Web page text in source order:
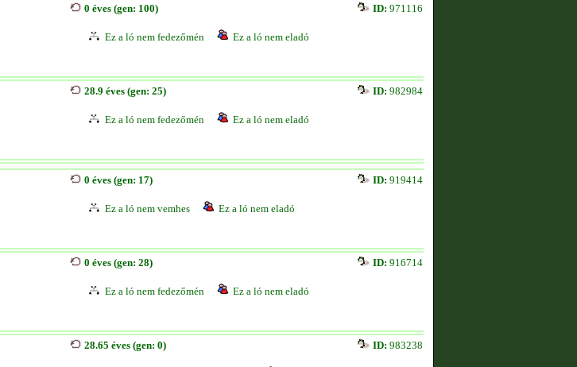
0 éves (gen: 100) ID: 971116
Ez a ló nem fedezőmén Ez a ló nem eladó
28.9 éves (gen: 25) ID: 982984
Ez a ló nem fedezőmén Ez a ló nem eladó
0 éves (gen: 17) ID: 919414
Ez a ló nem vemhes Ez a ló nem eladó
0 éves (gen: 28) ID: 916714
Ez a ló nem fedezőmén Ez a ló nem eladó
28.65 éves (gen: 0) ID: 983238